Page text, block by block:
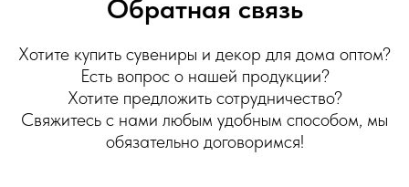
Обратная связь
Хотите купить сувениры и декор для дома оптом?
Есть вопрос о нашей продукции?
Хотите предложить сотрудничество?
Свяжитесь с нами любым удобным способом, мы
обязательно договоримся!